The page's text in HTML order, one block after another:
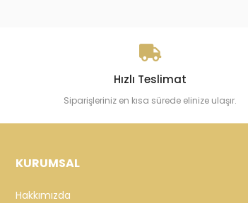
Hızlı Teslimat
Siparişleriniz en kısa sürede elinize ulaşır.
KURUMSAL
Hakkımızda